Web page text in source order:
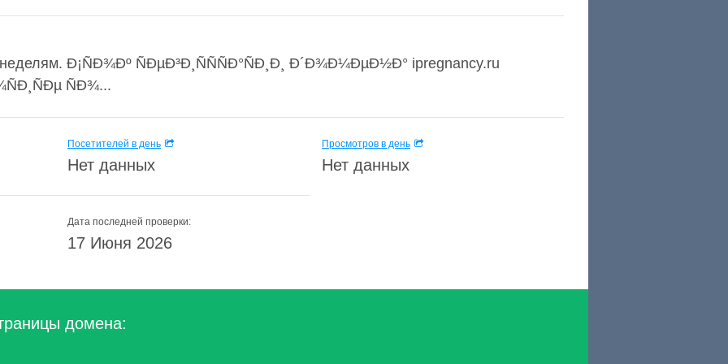
Ð¡ÑÐ¾Ðº ÑÐµÐ³Ð¸ÑÑÑÐ°ÑÐ¸Ð¸ Ð´Ð¾Ð¼ÐµÐ½Ð° ipregnancy.ru
ÑÐ¾...
Посетителей в день
Нет данных
Просмотров в день
Нет данных
Дата последней проверки:
17 Июня 2026
домена: